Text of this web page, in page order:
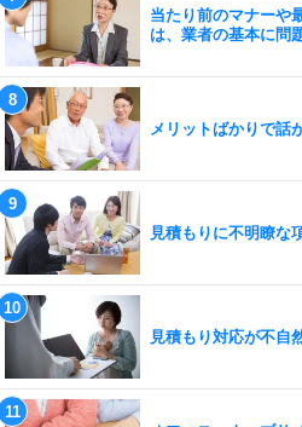
当たり前のマナーや
は、業者の基本に問
メリットばかりで話
見積もりに不明瞭な
見積もり対応が不自